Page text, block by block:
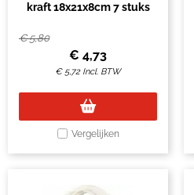
kraft 18x21x8cm 7 stuks
€5,80
€ 4,73
€ 5,72 Incl. BTW
Vergelijken